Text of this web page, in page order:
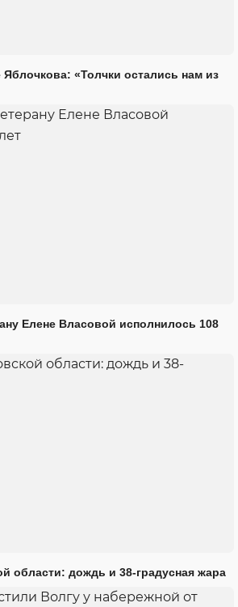
«Толчки остались нам из
Елене Власовой исполнилось 108
области: дождь и 38-градусная жара